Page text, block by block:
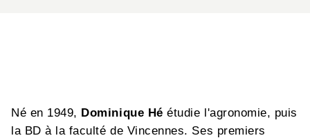
Né en 1949, Dominique Héétudie l'agronomie, puis
la BD à la faculté de Vincennes. Ses premiers